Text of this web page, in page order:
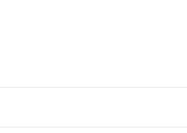
SK (PDF, 29.09 kb)